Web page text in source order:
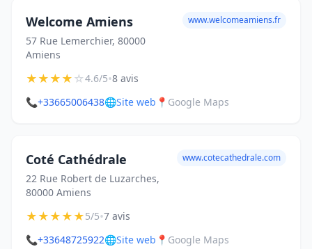
Welcome Amiens
57 Rue Lemerchier, 80000
Amiens
www.welcomeamiens.fr
★★★★☆4.6/5•8 avis
📞+33665006438🌐Site web 📍 Google Maps
Coté Cathédrale
22 Rue Robert de Luzarches,
80000 Amiens
www.cotecathedrale.com
★★★★★5/5•7 avis
📞+33648725922🌐Site web 📍 Google Maps